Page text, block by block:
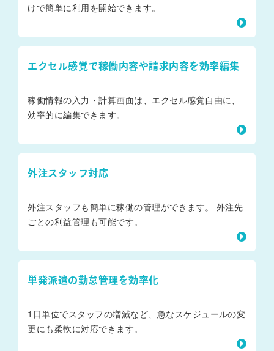
けで簡単に利用を開始できます。
エクセル感覚で稼働内容や請求内容を効率編集
稼働情報の入力・計算画面は、エクセル感覚自由に、
効率的に編集できます。
外注スタッフ対応
外注スタッフも簡単に稼働の管理ができます。 外注先
ごとの利益管理も可能です。
単発派遣の勤怠管理を効率化
1日単位でスタッフの増減など、急なスケジュールの変
更にも柔軟に対応できます。